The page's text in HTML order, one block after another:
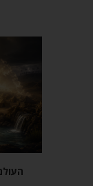
העולם